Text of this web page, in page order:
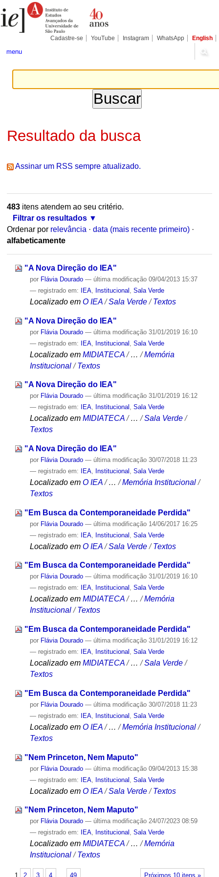
para
conteúdo.
Pessoais
Cadastre-se YouTube Instagram WhatsApp English
menu
Resultado da busca
Assinar um RSS sempre atualizado.
483itens atendem ao seu critério.
Filtrar os resultados
Ordenar por relevância · data (mais recente primeiro) ·
alfabeticamente
"A Nova Direção do IEA"
por Flávia Dourado — última modificação09/04/2013 15:37
— registrado em:
IEA, Institucional Sala Verde
Localizado em O IEA /Sala Verde /Textos
"A Nova Direção do IEA"
por Flávia Dourado — última modificação31/01/2019 16:10
— registrado em: IEA, Institucional Sala Verde
Localizado em MIDIATECA /…/Memória
Institucional /Textos
"A Nova Direção do IEA"
por Flávia Dourado — última modificação31/01/2019 16:12
— registrado em:
IEA, Institucional , Sala Verde
Localizado em MIDIATECA /…/Sala Verde /
Textos
"A Nova Direção do IEA"
por Flávia Dourado — última modificação30/07/2018 11:23
— registrado em:
IEA, Institucional , Sala Verde
Localizado em O IEA /…/Memória Institucional /
Textos
"Em Busca da Contemporaneidade Perdida"
por Flávia Dourado — última modificação14/06/2017 16:25
— registrado em: IEA, Institucional Sala Verde
Localizado em O IEA /Sala Verde /Textos
"Em Busca da Contemporaneidade Perdida"
por Flávia Dourado — última modificação31/01/2019 16:10
— registrado em:
IEA, Institucional , Sala Verde
Localizado em MIDIATECA / …/Memória
Institucional / Textos
"Em Busca da Contemporaneidade Perdida"
por Flávia Dourado — última modificação31/01/2019 16:12
— registrado em:
IEA, Institucional , Sala Verde
Localizado em MIDIATECA /…/Sala Verde /
Textos
"Em Busca da Contemporaneidade Perdida"
por Flávia Dourado — última modificação30/07/2018 11:23
— registrado em:
IEA, Institucional Sala Verde
Localizado em O IEA /…/Memória Institucional /
Textos
"Nem Princeton, Nem Maputo"
por Flávia Dourado — última modificação09/04/2013 15:38
— registrado em: IEA, Institucional Sala Verde
Localizado em O IEA /Sala Verde /Textos
"Nem Princeton, Nem Maputo"
por Flávia Dourado — última modificação24/07/2023 08:59
— registrado em:
IEA, Institucional , Sala Verde
Localizado em MIDIATECA /…/Memória
Institucional /Textos